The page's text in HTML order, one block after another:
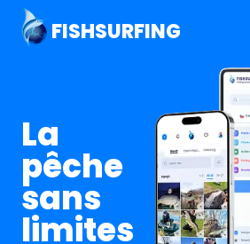
FISHSURFING
La
pêche
sans
limites